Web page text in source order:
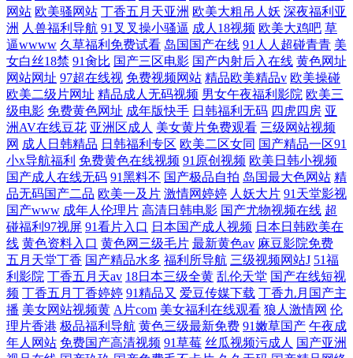
网站 欧美骚网站 丁香五月天亚洲 欧美大粗吊人妖 深夜福利亚
洲 人兽福利导航 91叉叉操小骚逼 成人18视频 欧美大鸡吧 草
逼wwww 久草福利免费试看 岛国国产在线 91人人超碰青青 美
女白丝18禁 91肏比 国产三区电影 国产内射后入在线 黄色网址
网站网址 97超在线视 免费视频网站 精品欧美精品v 欧美操碰
欧美二级片网址 精品成人无码视频 男女午夜福利影院 欧美三
级电影 免费黄色网址 成年版快手 日韩福利无码 四虎四房 亚
洲AV在线豆花 亚洲区成人 美女黄片免费观看 三级网站视频
网 成人日韩精品 日韩福利专区 欧美二区女同 国产精品一区91
小x导航福利 免费黄色在线视频 91原创视频 欧美日韩小视频
国产成人在线无码 91黑料不 国产极品自拍 岛国最大色网站 精
品无码国产二品 欧美一及片 激情网婷婷 人妖大片 91天堂影视
国产www 成年人伦理片 高清日韩电影 国产尤物视频在线 超
碰福利97视屏 91看片入口 日本国产成人视频 日本日韩欧美在
线 黄色资料入口 黄色网三级毛片 最新黄色av 麻豆影院免费
五月天堂丁香 国产精品水多 福利所导航 三级视频网站J 51福
利影院 丁香五月天av 18日本三级全黄 乱伦天堂 国产在线短视
频 丁香五月丁香婷婷 91精品又 爱豆传媒下载 丁香九月国产主
播 美女网站视频黄 A片com 美女福利在线观看 狼人激情网 伦
理片香港 极品福利导航 黄色三级最新免费 91嫩草国产 午夜成
年人网站 免费国产高清视频 91草莓 丝瓜视频污成人 国产亚洲